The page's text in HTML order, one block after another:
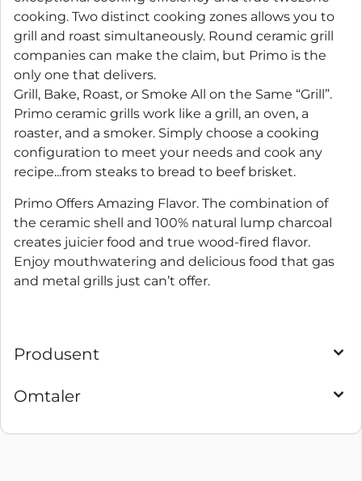
cooking. Two distinct cooking zones allows you to
grill and roast simultaneously. Round ceramic grill
companies can make the claim, but Primo is the
only one that delivers.
Grill, Bake, Roast, or Smoke All on the Same “Grill”.
Primo ceramic grills work like a grill, an oven, a
roaster, and a smoker. Simply choose a cooking
configuration to meet your needs and cook any
recipe...from steaks to bread to beef brisket.
Primo Offers Amazing Flavor. The combination of
the ceramic shell and 100% natural lump charcoal
creates juicier food and true wood-fired flavor.
Enjoy mouthwatering and delicious food that gas
and metal grills just can’t offer.
Produsent
Omtaler